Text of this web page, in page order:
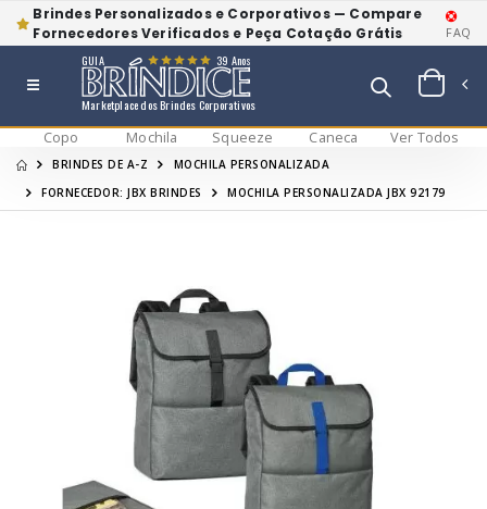
Brindes Personalizados e Corporativos — Compare
Fornecedores Verificados e Peça Cotação Grátis
FAQ
Marketplace dos Brindes Corporativos
GUIA 39 Anos
Copo Mochila Squeeze Caneca Ver Todos
BRINDES DE A-Z
MOCHILA PERSONALIZADA
FORNECEDOR: JBX BRINDES
MOCHILA PERSONALIZADA JBX 92179